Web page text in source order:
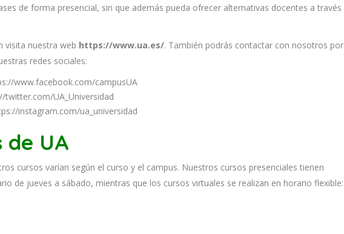
de forma presencial, sin que además pueda ofrecer alternativas docentes a través
visita nuestra web https://www.ua.es/. También podrás contactar con nosotros por
redes sociales:
www.facebook.com/campusUA
twitter.com/UA_Universidad
instagram.com/ua_universidad
de UA
ros cursos varían según el curso y el campus. Nuestros cursos presenciales tienen
de jueves a sábado, mientras que los cursos virtuales se realizan en horario flexible: